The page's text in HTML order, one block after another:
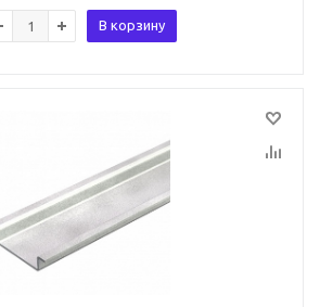
В корзину